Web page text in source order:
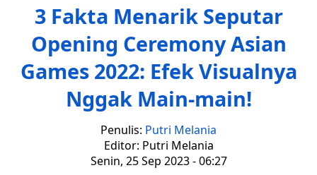
3 Fakta Menarik Seputar
Opening Ceremony Asian
Games 2022: Efek Visualnya
Nggak Main-main!
Penulis: Putri Melania
Editor: Putri Melania
Senin, 25 Sep 2023 - 06:27